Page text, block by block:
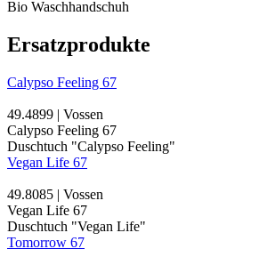
Bio Waschhandschuh
Ersatzprodukte
Calypso Feeling 67
49.4899 | Vossen
Calypso Feeling 67
Duschtuch "Calypso Feeling"
Vegan Life 67
49.8085 | Vossen
Vegan Life 67
Duschtuch "Vegan Life"
Tomorrow 67